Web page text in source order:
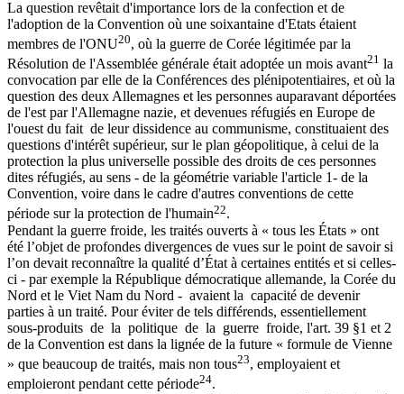
La question revêtait d'importance lors de la confection et de
l'adoption de la Convention où une soixantaine d'Etats étaient
membres de l'ONU20, où la guerre de Corée légitimée par la
Résolution de l'Assemblée générale était adoptée un mois avant21 la
convocation par elle de la Conférences des plénipotentiaires, et où la
question des deux Allemagnes et les personnes auparavant déportées
de l'est par l'Allemagne nazie, et devenues réfugiés en Europe de
l'ouest du fait de leur dissidence au communisme, constituaient des
questions d'intérêt supérieur, sur le plan géopolitique, à celui de la
protection la plus universelle possible des droits de ces personnes
dites réfugiés, au sens - de la géométrie variable l'article 1- de la
Convention, voire dans le cadre d'autres conventions de cette
période sur la protection de l'humain22.
Pendant la guerre froide, les traités ouverts à « tous les États » ont
été l’objet de profondes divergences de vues sur le point de savoir si
l’on devait reconnaître la qualité d’État à certaines entités et si celles-
ci - par exemple la République démocratique allemande, la Corée du
Nord et le Viet Nam du Nord - avaient la capacité de devenir
parties à un traité. Pour éviter de tels différends, essentiellement
sous-produits de la politique de la guerre froide, l'art. 39 §1 et 2
de la Convention est dans la lignée de la future « formule de Vienne
» que beaucoup de traités, mais non tous23, employaient et
emploieront pendant cette période24.